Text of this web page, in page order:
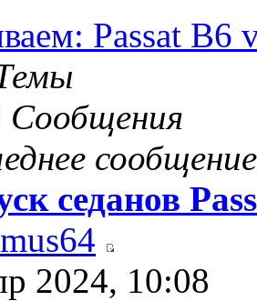
Passat B6
Сообщения
сообщение
седанов
2024, 10:08